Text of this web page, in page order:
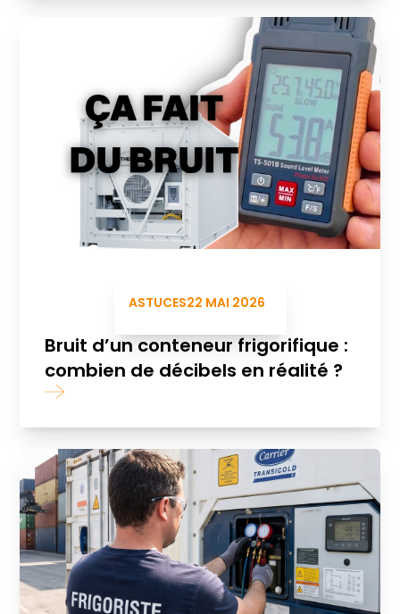
ASTUCES22 MAI 2026
Bruit d’un conteneur frigorifique :
combien de décibels en réalité ?